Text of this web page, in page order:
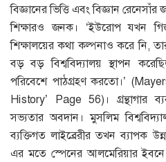
বিজ্ঞানের ভিত্তি এবং বিজ্ঞান
শিক্ষারও জনক। ‘ইউরোপ যখন
শিক্ষালয়ের কথা কল্পনাও করে নি,
বড় বড় বিশ্ববিদ্যালয় স্থাপন
পরিবেশে পাঠগ্রহণ করতো।’
History’ Page 56)। গ্রন্থাগার
সভ্যতার অবদান। মুসলিম
ব্যক্তিগত লাইব্রেরীর তখন ব্যাপক
এর মতে স্পেনের আলমেরিয়ার ইবনে